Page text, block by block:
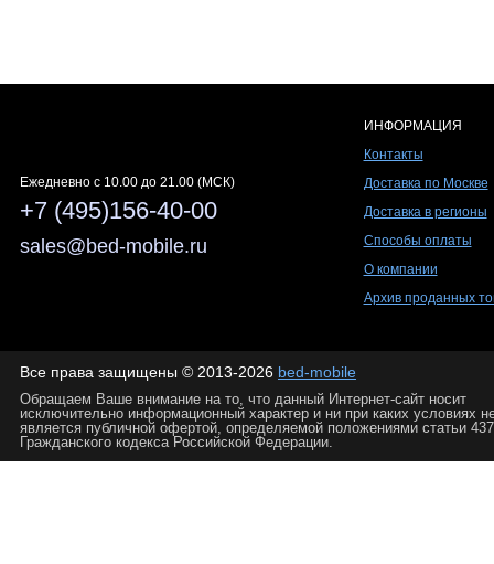
Ежедневно c 10.00 до 21.00 (МСК)
+7 (495)156-40-00
sales@bed-mobile.ru
ИНФОРМАЦИЯ
Контакты
Доставка по Москве
Доставка в регионы
Способы оплаты
О компании
Архив проданных
Все права защищены © 2013-2026 bed-mobile
Обращаем Ваше внимание на то, что данный Интернет-сайт носит
исключительно информационный характер и ни при каких условиях
является публичной офертой, определяемой положениями статьи 437
Гражданского кодекса Российской Федерации.